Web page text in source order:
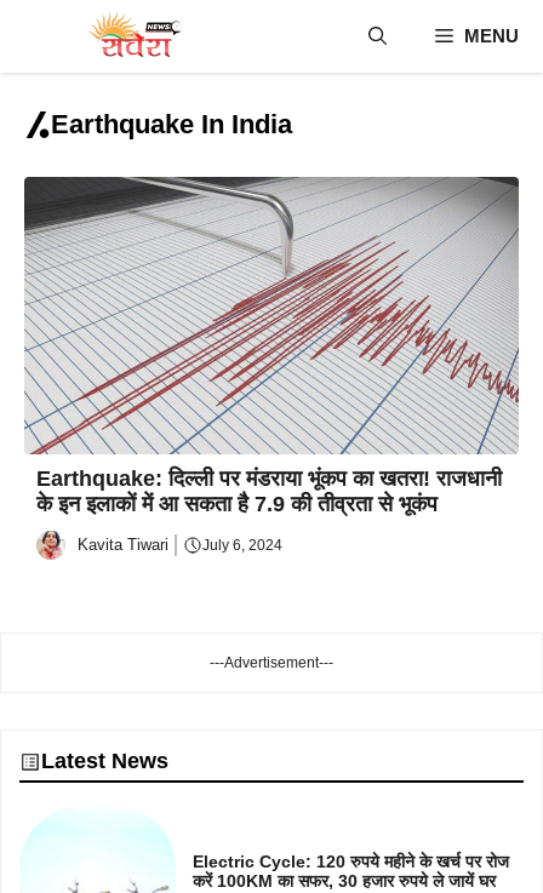
content
MENU
Earthquake In India
Earthquake: दिल्ली पर मंडराया भूंकप का खतरा! राजधानी
के इन इलाकों में आ सकता है 7.9 की तीव्रता से भूकंप
Kavita Tiwari July 6, 2024
---Advertisement---
Latest News
Electric Cycle: 120 रुपये महीने के खर्च पर रोज
करें 100KM का सफर, 30 हजार रुपये ले जायें घर